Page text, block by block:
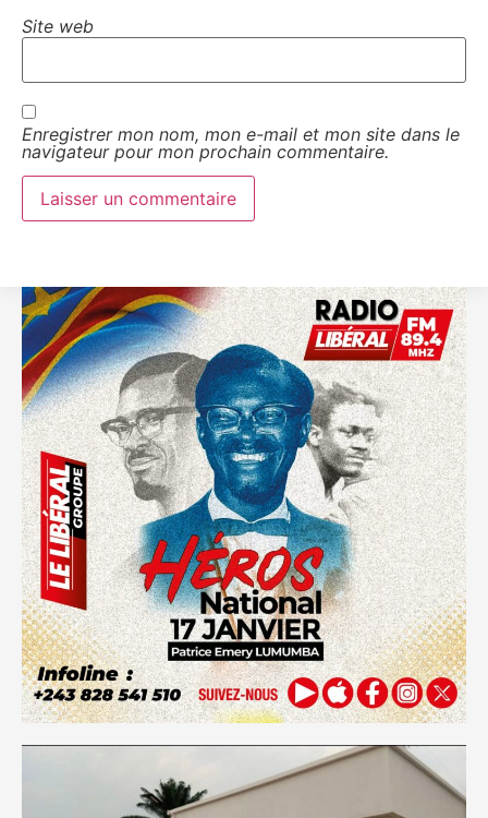
Site web
Enregistrer mon nom, mon e-mail et mon site dans le
navigateur pour mon prochain commentaire.